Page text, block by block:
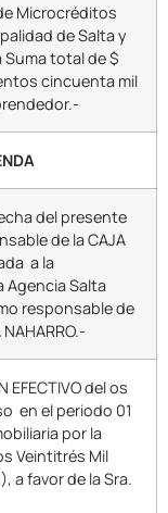
Microcréditos
de Salta y
Suma total de $
cincuenta mil
del presente
de la CAJA
a la
Agencia Salta
responsable de
EFECTIVO del os
en el periodo 01
por la
Veintitrés Mil
a favor de la Sra.